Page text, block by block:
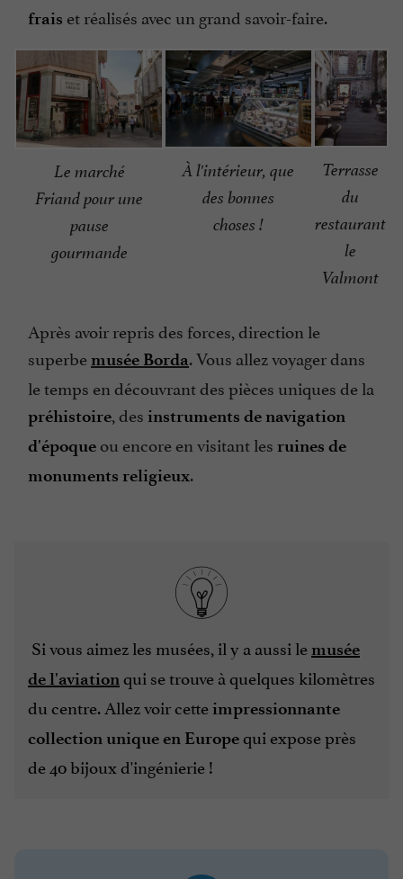
frais et réalisés avec un grand savoir-faire.
Le marché
Friand pour une
pause
gourmande
À l'intérieur, que
des bonnes
choses !
Terrasse
du
restaurant
le
Valmont
Après avoir repris des forces, direction le
superbe musée Borda. Vous allez voyager dans
le temps en découvrant des pièces uniques de la
préhistoire, des instruments de navigation
d'époque ou encore en visitant les ruines de
monuments religieux.
Si vous aimez les musées, il y a aussi le musée
de l'aviationqui se trouve à quelques kilomètres
du centre. Allez voir cette impressionnante
collection unique en Europequi expose près
de 40 bijoux d'ingénierie !